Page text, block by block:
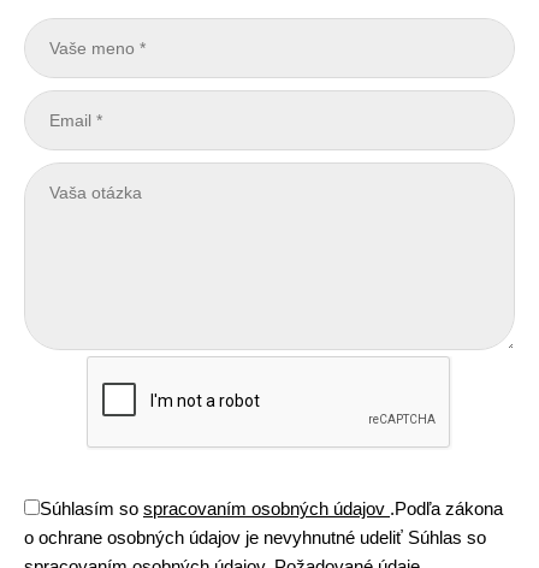
Súhlasím so spracovaním osobných údajov .Podľa zákona
o ochrane osobných údajov je nevyhnutné udeliť Súhlas so